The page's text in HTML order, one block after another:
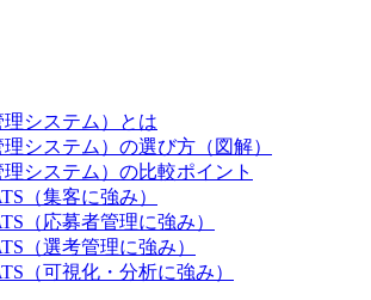
理システム）とは
システム）の選び方（図解）
理システム）の比較ポイント
（集客に強み）
（応募者管理に強み）
（選考管理に強み）
（可視化・分析に強み）